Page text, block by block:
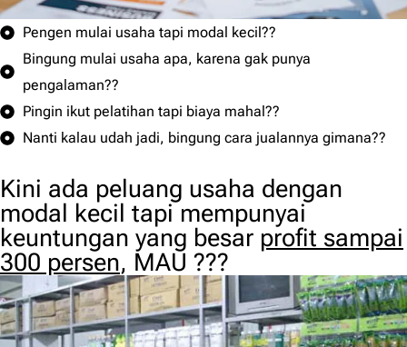
Pengen mulai usaha tapi modal kecil??
Bingung mulai usaha apa, karena gak punya
pengalaman??
Pingin ikut pelatihan tapi biaya mahal??
Nanti kalau udah jadi, bingung cara jualannya gimana??
Kini ada peluang usaha dengan
modal kecil tapi mempunyai
keuntungan yang besar profit sampai
300 persen, MAU ???